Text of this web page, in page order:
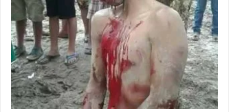
قتل
وإعدام
شخص
في
بورما
مغلقة